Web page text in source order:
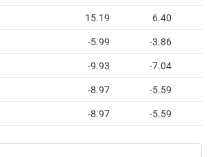
15.19 6.40
-5.99 -3.86
-9.93 -7.04
-8.97 -5.59
-8.97 -5.59